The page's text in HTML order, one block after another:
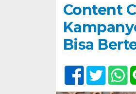
Content
Bisa